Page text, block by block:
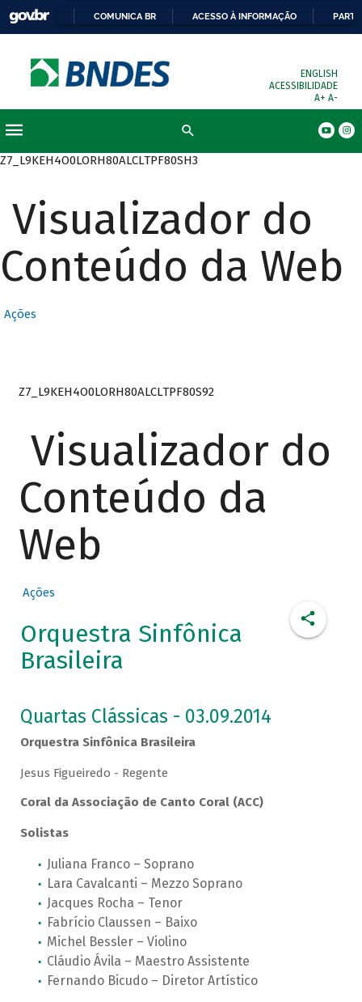
COMUNICA BR ACESSO À INFORMAÇÃO
ENGLISH
ACESSIBILIDADE
A+ A-
Z7_L9KEH4O0LORH80ALCLTPF80SH3
Visualizador do
Conteúdo da Web
Ações
Z7_L9KEH4O0LORH80ALCLTPF80S92
Visualizador do
Conteúdo da
Web
Ações
Orquestra Sinfônica
Brasileira
Quartas Clássicas - 03.09.2014
Orquestra Sinfônica Brasileira
Jesus Figueiredo - Regente
Coral da Associação de Canto Coral (ACC)
Solistas
Juliana Franco – Soprano
Lara Cavalcanti – Mezzo Soprano
Jacques Rocha – Tenor
Fabrício Claussen – Baixo
Michel Bessler – Violino
Cláudio Ávila – Maestro Assistente
Fernando Bicudo – Diretor Artístico